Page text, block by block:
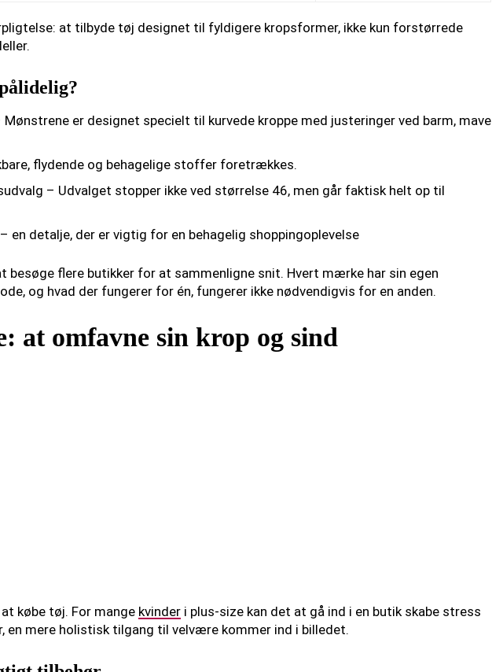
at tilbyde tøj designet til fyldigere kropsformer, ikke kun forstørrede
er designet specielt til kurvede kroppe med justeringer ved barm, mave
flydende og behagelige stoffer foretrækkes.
– Udvalget stopper ikke ved størrelse 46, men går faktisk helt op til
en detalje, der er vigtig for en behagelig shoppingoplevelse
besøge flere butikker for at sammenligne snit. Hvert mærke har sin egen
og hvad der fungerer for én, fungerer ikke nødvendigvis for en anden.
at omfavne sin krop og sind
købe tøj. For mange kvinder i plus-size kan det at gå ind i en butik skabe stress
en mere holistisk tilgang til velvære kommer ind i billedet.